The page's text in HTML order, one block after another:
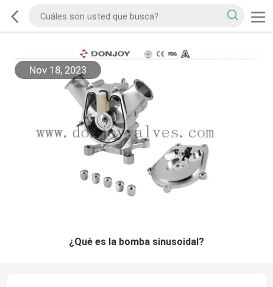
Nov 18, 2023
¿Qué es la bomba sinusoidal?